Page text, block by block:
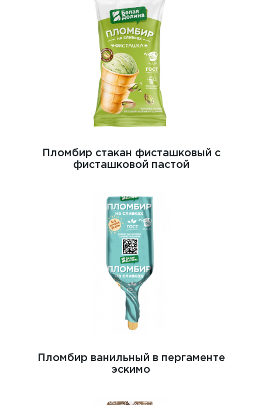
Пломбир стакан фисташковый с
фисташковой пастой
Пломбир ванильный в пергаменте
эскимо